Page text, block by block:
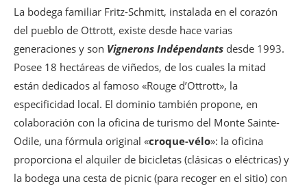
La bodega familiar Fritz-Schmitt, instalada en el corazón
del pueblo de Ottrott, existe desde hace varias
generaciones y son Vignerons Indépendants desde 1993.
Posee 18 hectáreas de viñedos, de los cuales la mitad
están dedicados al famoso «Rouge d’Ottrott», la
especificidad local. El dominio también propone, en
colaboración con la oficina de turismo del Monte Sainte-
Odile, una fórmula original «croque-vélo»: la oficina
proporciona el alquiler de bicicletas (clásicas o eléctricas) y
la bodega una cesta de picnic (para recoger en el sitio) con